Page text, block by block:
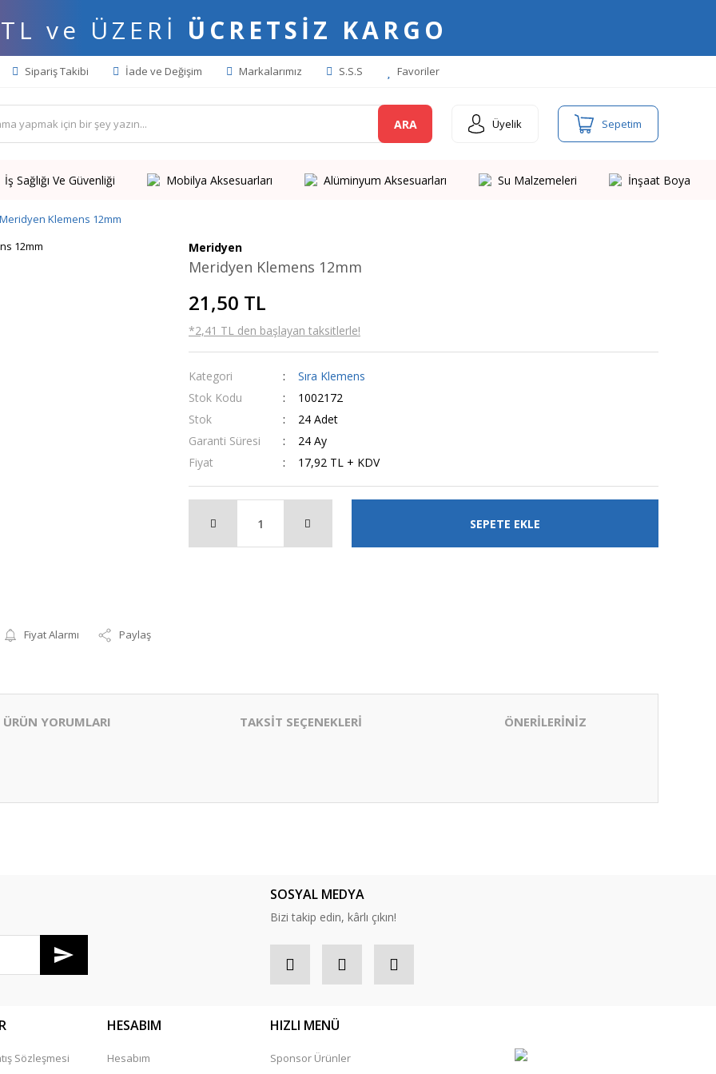
ve ÜZERİ ÜCRETSİZ KARGO
Sipariş Takibi İade ve Değişim Markalarımız S.S.S Favoriler
ARA Üyelik Sepetim
İş Sağlığı Ve Güvenliği Mobilya Aksesuarları Alüminyum Aksesuarları Su Malzemeleri İnşaat Boya
Meridyen Klemens 12mm
Fiyat Alarmı Paylaş
Meridyen
Meridyen Klemens 12mm
21,50 TL
*2,41 TL den başlayan taksitlerle!
Kategori
Sıra Klemens
Stok Kodu
1002172
Stok
24 Adet
Garanti Süresi
24 Ay
Fiyat
17,92 TL + KDV
SEPETE EKLE
ÜRÜN YORUMLARI TAKSİT SEÇENEKLERİ ÖNERİLERİNİZ
SOSYAL MEDYA
Bizi takip edin, kârlı çıkın!
Sözleşmesi
HESABIM
Hesabım
HIZLI MENÜ
Sponsor Ürünler